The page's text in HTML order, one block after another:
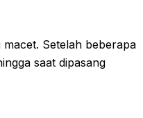
Setelah beberapa
saat dipasang